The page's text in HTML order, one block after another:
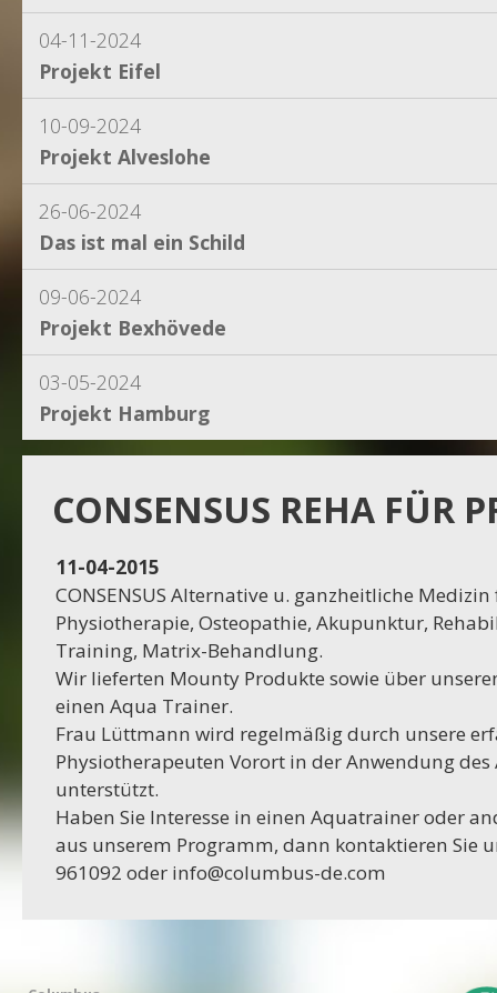
04-11-2024
Projekt Eifel
10-09-2024
Projekt Alveslohe
26-06-2024
Das ist mal ein Schild
09-06-2024
Projekt Bexhövede
03-05-2024
Projekt Hamburg
Projekt Dassel
16-11-2023
Projekt Egestorf
16-10-2023
Projekt Bexhövede
09-10-2023
Projekt Egestorf
01-09-2023
RC Stotel
Projekt Korea
CONSENSUS REHA FÜR
11-04-2015
CONSENSUS Alternative u. ganzheitliche
Physiotherapie, Osteopathie, Akupunktur,
Training, Matrix-Behandlung.
Wir lieferten Mounty Produkte sowie über
einen Aqua Trainer.
Frau Lüttmann wird regelmäßig durch unsere
Physiotherapeuten Vorort in der Anwendung
unterstützt.
Haben Sie Interesse in einen Aquatrainer oder
aus unserem Programm, dann kontaktieren Sie
961092 oder info@columbus-de.com